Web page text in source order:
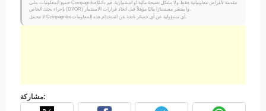
جميع المعلومات على Coinpaprika مقدمة لأغراض معلوماتية فقط ولا تشكل نصيحة مالية أو استثمارية. قم دائمًا
مشاركة: